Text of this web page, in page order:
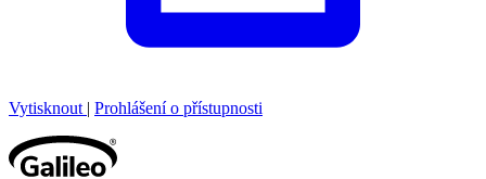
Vytisknout | Prohlášení o přístupnosti